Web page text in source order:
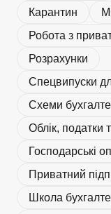
Карантин
Робота з
Розрахунки
Спецвипуски
Схеми
Облік, податки
Господарські
Приватний
Школа